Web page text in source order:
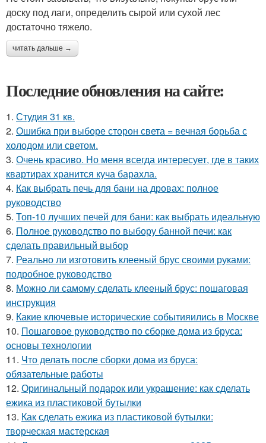
доску под лаги, определить сырой или сухой лес
достаточно тяжело.
читать дальше →
Последние обновления на сайте:
1. Студия 31 кв.
2. Ошибка при выборе сторон света = вечная борьба с
холодом или светом.
3. Очень красиво. Но меня всегда интересует, где в таких
квартирах хранится куча барахла.
4. Как выбрать печь для бани на дровах: полное
руководство
5. Топ-10 лучших печей для бани: как выбрать идеальную
6. Полное руководство по выбору банной печи: как
сделать правильный выбор
7. Реально ли изготовить клееный брус своими руками:
подробное руководство
8. Можно ли самому сделать клееный брус: пошаговая
инструкция
9. Какие ключевые исторические событияились в Москве
10. Пошаговое руководство по сборке дома из бруса:
основы технологии
11. Что делать после сборки дома из бруса:
обязательные работы
12. Оригинальный подарок или украшение: как сделать
ежика из пластиковой бутылки
13. Как сделать ежика из пластиковой бутылки:
творческая мастерская